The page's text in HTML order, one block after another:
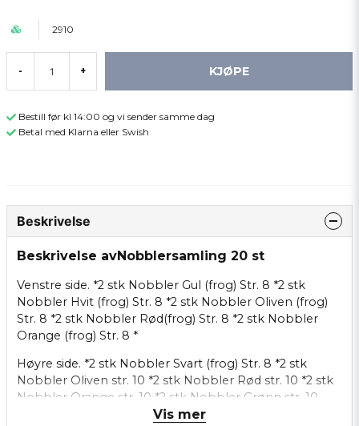
2910
- + KJØPE
Bestill før kl 14:00 og vi sender samme dag
Betal med Klarna eller Swish
Beskrivelse
Beskrivelse avNobblersamling 20 st
Venstre side. *2 stk Nobbler Gul (frog) Str. 8 *2 stk
Nobbler Hvit (frog) Str. 8 *2 stk Nobbler Oliven (frog)
Str. 8 *2 stk Nobbler Rød(frog) Str. 8 *2 stk Nobbler
Orange (frog) Str. 8 *
Høyre side. *2 stk Nobbler Svart (frog) Str. 8 *2 stk
Nobbler Oliven str. 10 *2 stk Nobbler Rød str. 10 *2 stk
Nobbler Orange str. 10 *2 stk Nobbler Grønn str. 10
Vis mer